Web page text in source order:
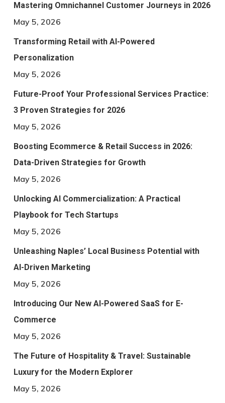
Mastering Omnichannel Customer Journeys in 2026
May 5, 2026
Transforming Retail with AI-Powered
Personalization
May 5, 2026
Future-Proof Your Professional Services Practice:
3 Proven Strategies for 2026
May 5, 2026
Boosting Ecommerce & Retail Success in 2026:
Data-Driven Strategies for Growth
May 5, 2026
Unlocking AI Commercialization: A Practical
Playbook for Tech Startups
May 5, 2026
Unleashing Naples’ Local Business Potential with
AI-Driven Marketing
May 5, 2026
Introducing Our New AI-Powered SaaS for E-
Commerce
May 5, 2026
The Future of Hospitality & Travel: Sustainable
Luxury for the Modern Explorer
May 5, 2026